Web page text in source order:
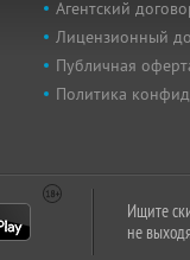
Агентский
Лицензионный
Публичная
Политика
Ищите
не